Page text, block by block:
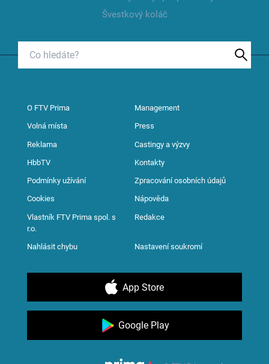
Švestkový koláč
O FTV Prima Management
Volná místa Press
Reklama Castingy a výzvy
HbbTV Kontakty
Podmínky užívání Zpracování osobních údajů
Cookies Nápověda
Vlastník FTV Prima spol. s
r.o.
Redakce
Nahlásit chybu Nastavení soukromí
App Store
Google Play